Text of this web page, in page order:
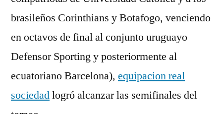
brasileños Corinthians y Botafogo, venciendo
en octavos de final al conjunto uruguayo
Defensor Sporting y posteriormente al
ecuatoriano Barcelona), equipacion real
sociedadlogró alcanzar las semifinales del